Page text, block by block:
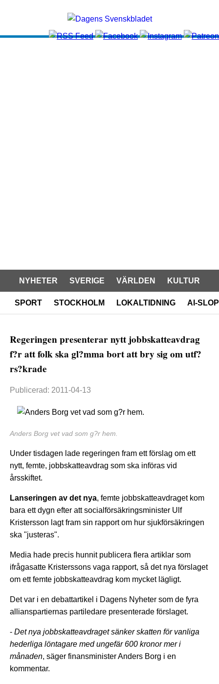
NYHETER SVERIGE VÄRLDEN KULTUR
SPORT STOCKHOLM LOKALTIDNING AI-SLOP
Regeringen presenterar nytt jobbskatteavdrag
f?r att folk ska gl?mma bort att bry sig om utf?
rs?krade
Publicerad: 2011-04-13
Anders Borg vet vad som g?r hem.
Under tisdagen lade regeringen fram ett förslag om ett
nytt, femte, jobbskatteavdrag som ska införas vid
årsskiftet.
Lanseringen av det nya, femte jobbskatteavdraget kom
bara ett dygn efter att socialförsäkringsminister Ulf
Kristersson lagt fram sin rapport om hur sjukförsäkringen
ska "justeras".
Media hade precis hunnit publicera flera artiklar som
ifrågasatte Kristerssons vaga rapport, så det nya förslaget
om ett femte jobbskatteavdrag kom mycket lägligt.
Det var i en debattartikel i Dagens Nyheter som de fyra
allianspartiernas partiledare presenterade förslaget.
- Det nya jobbskatteavdraget sänker skatten för vanliga
hederliga löntagare med ungefär 600 kronor mer i
månaden, säger finansminister Anders Borg i en
kommentar.